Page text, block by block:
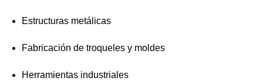
Estructuras metálicas
Fabricación de troqueles y moldes
Herramientas industriales